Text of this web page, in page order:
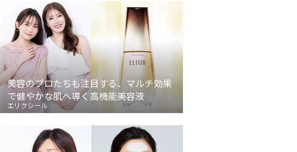
美容のプロたちも注目する、マルチ効果
で健やかな肌へ導く高機能美容液
エリクシール